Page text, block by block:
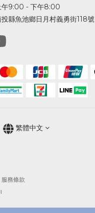
午9:00 - 下午8:00
縣魚池鄉日月村義勇街118號
繁體中文
務條款